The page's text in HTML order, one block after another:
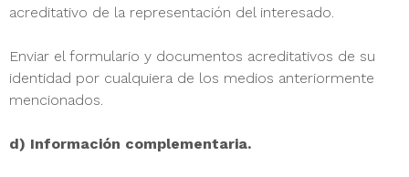
acreditativo de la representación del interesado.
Enviar el formulario y documentos acreditativos de su
identidad por cualquiera de los medios anteriormente
mencionados.
d) Información complementaria.